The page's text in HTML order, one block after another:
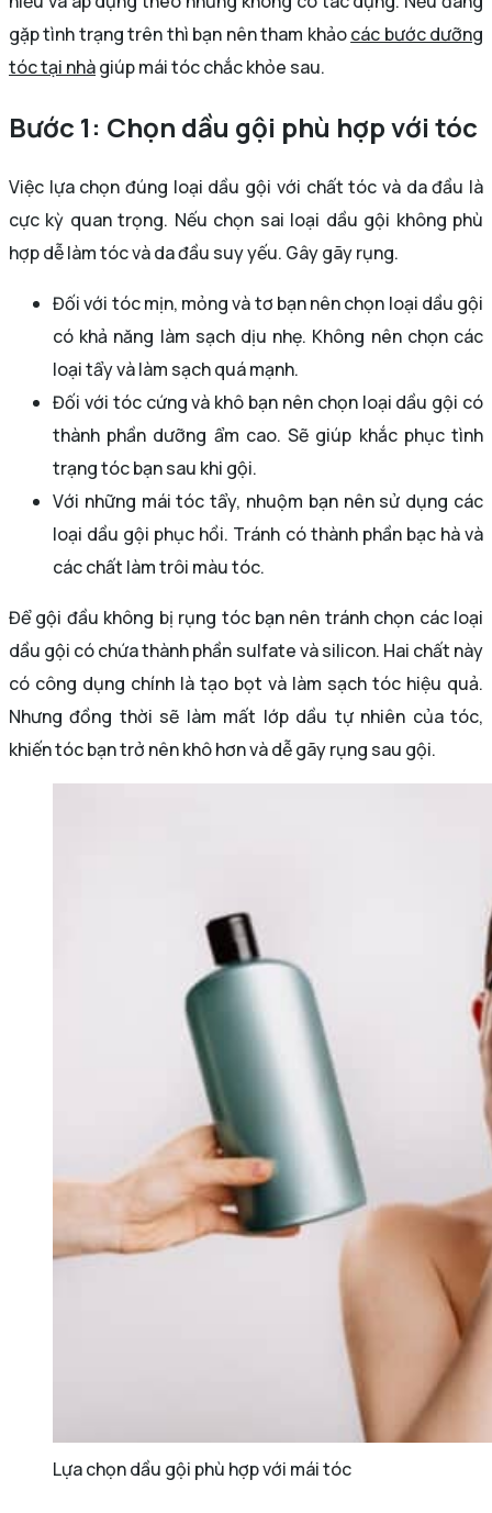
gặp tình trạng trên thì bạn nên tham khảocác bước dưỡng
tóc tại nhàgiúp mái tóc chắc khỏe sau.
Bước 1: Chọn dầu gội phù hợp với tóc
Việc lựa chọn đúng loại dầu gội với chất tóc và da đầu là
cực kỳ quan trọng. Nếu chọn sai loại dầu gội không phù
hợp dễ làm tóc và da đầu suy yếu. Gây gãy rụng.
Đối với tóc mịn, mỏng và tơ bạn nên chọn loại dầu gội
có khả năng làm sạch dịu nhẹ. Không nên chọn các
loại tẩy và làm sạch quá mạnh.
Đối với tóc cứng và khô bạn nên chọn loại dầu gội có
thành phần dưỡng ẩm cao. Sẽ giúp khắc phục tình
trạng tóc bạn sau khi gội.
Với những mái tóc tẩy, nhuộm bạn nên sử dụng các
loại dầu gội phục hồi. Tránh có thành phần bạc hà và
các chất làm trôi màu tóc.
Để gội đầu không bị rụng tóc bạn nên tránh chọn các loại
dầu gội có chứa thành phần sulfate và silicon. Hai chất này
có công dụng chính là tạo bọt và làm sạch tóc hiệu quả.
Nhưng đồng thời sẽ làm mất lớp dầu tự nhiên của tóc,
khiến tóc bạn trở nên khô hơn và dễ gãy rụng sau gội.
Lựa chọn dầu gội phù hợp với mái tóc